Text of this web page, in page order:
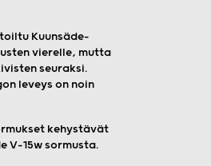
Kuunsäde-
vierelle, mutta
seuraksi.
leveys on noin
kehystävät
V-15w sormusta.